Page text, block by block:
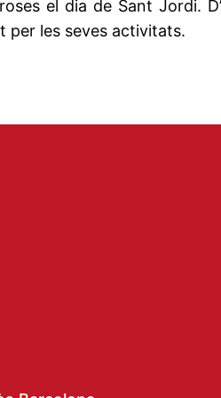
el dia de Sant Jordi.
per les seves activitats.